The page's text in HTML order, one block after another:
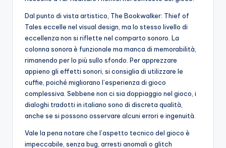
Dal punto di vista artistico, The Bookwalker: Thief of
Tales eccelle nel visual design, ma lo stesso livello di
eccellenza non si riflette nel comparto sonoro. La
colonna sonora è funzionale ma manca di memorabilità,
rimanendo per lo più sullo sfondo. Per apprezzare
appieno gli effetti sonori, si consiglia di utilizzare le
cuffie, poiché migliorano l’esperienza di gioco
complessiva. Sebbene non ci sia doppiaggio nel gioco, i
dialoghi tradotti in italiano sono di discreta qualità,
anche se si possono osservare alcuni errori e ingenuità.
Vale la pena notare che l’aspetto tecnico del gioco è
impeccabile, senza bug, arresti anomali o glitch